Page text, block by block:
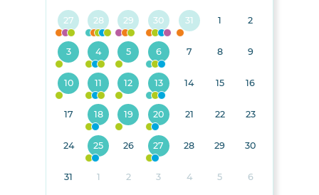
27 28 29 30 31 1 2
3 4 5 6 7 8 9
10 11 12 13 14 15 16
17 18 19 20 21 22 23
24 25 26 27 28 29 30
31 1 2 3 4 5 6